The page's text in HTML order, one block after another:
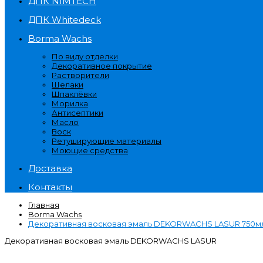
ДПК Whitedeck
Borma Wachs
По виду отделки
Декоративное покрытие
Растворители
Шелаки
Шпаклёвки
Морилка
Антисептики
Масло
Воск
Ретуширующие материалы
Моющие средства
Доставка
Контакты
Главная
Borma Wachs
Декоративная восковая эмаль DEKORWACHS LASUR
Декоративная восковая эмаль DEKORWACHS LASUR